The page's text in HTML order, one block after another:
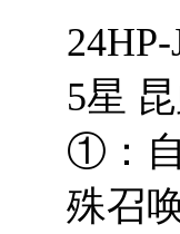
5星
①：
殊召